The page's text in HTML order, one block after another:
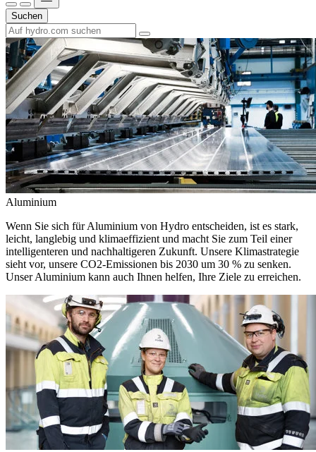
Suchen
Aluminium
Wenn Sie sich für Aluminium von Hydro entscheiden, ist es stark,
leicht, langlebig und klimaeffizient und macht Sie zum Teil einer
intelligenteren und nachhaltigeren Zukunft. Unsere Klimastrategie
sieht vor, unsere CO2-Emissionen bis 2030 um 30 % zu senken.
Unser Aluminium kann auch Ihnen helfen, Ihre Ziele zu erreichen.